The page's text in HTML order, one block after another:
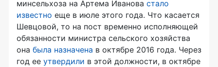
минсельхоза на Артема Иванова стало
известно еще в июле этого года. Что касается
Шевцовой, то на пост временно исполняющей
обязанности министра сельского хозяйства
она была назначена в октябре 2016 года. Через
год ее утвердили в этой должности, в октябре